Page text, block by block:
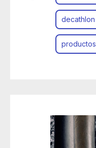
decathlon
productos